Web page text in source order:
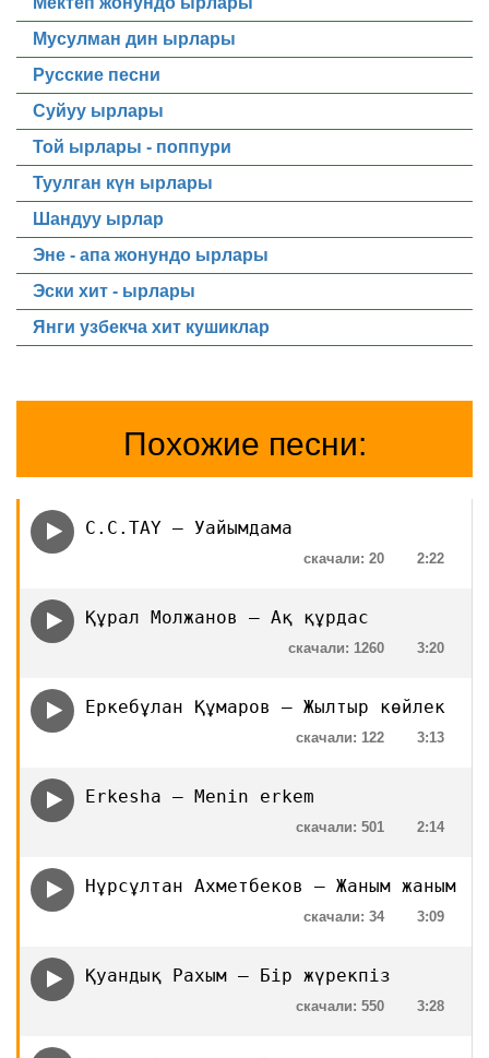
Мусулман дин ырлары
Русские песни
Суйуу ырлары
Той ырлары - поппури
Туулган күн ырлары
Шандуу ырлар
Эне - апа жонундо ырлары
Эски хит - ырлары
Янги узбекча хит кушиклар
Похожие песни:
C.C.TAY – Уайымдама
2:22
скачали: 20
Құрал Молжанов — Ақ құрдас
3:20
скачали: 1260
Еркебұлан Құмаров — Жылтыр көйлек
3:13
скачали: 122
Erkesha — Menin erkem
2:14
скачали: 501
Нұрсұлтан Ахметбеков — Жаным жаным
3:09
скачали: 34
Қуандық Рахым — Бір жүрекпіз
3:28
скачали: 550